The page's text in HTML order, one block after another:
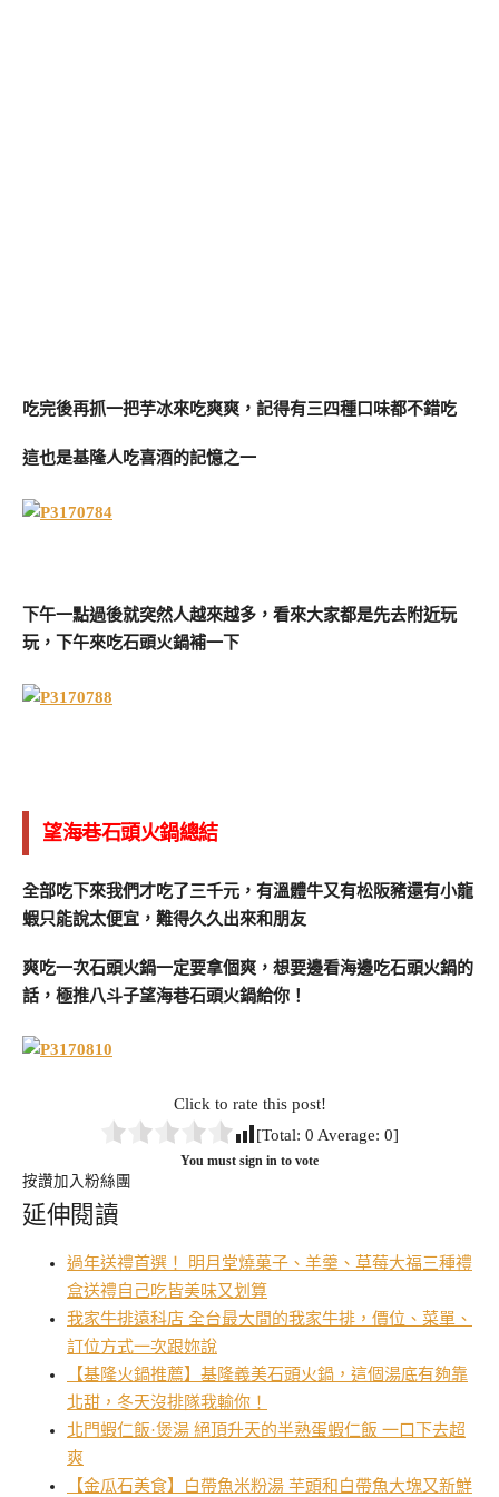
吃完後再抓一把芋冰來吃爽爽，記得有三四種口味都不錯吃
這也是基隆人吃喜酒的記憶之一
下午一點過後就突然人越來越多，看來大家都是先去附近玩
玩，下午來吃石頭火鍋補一下
望海巷石頭火鍋總結
全部吃下來我們才吃了三千元，有溫體牛又有松阪豬還有小龍
蝦只能說太便宜，難得久久出來和朋友
爽吃一次石頭火鍋一定要拿個爽，想要邊看海邊吃石頭火鍋的
話，極推八斗子望海巷石頭火鍋給你！
Click to rate this post!
[Total: 0 Average: 0]
You must sign in to vote
按讚加入粉絲團
延伸閱讀
過年送禮首選！ 明月堂燒菓子、羊羹、草莓大福三種禮
盒送禮自己吃皆美味又划算
我家牛排遠科店 全台最大間的我家牛排，價位、菜單、
訂位方式一次跟妳說
【基隆火鍋推薦】基隆義美石頭火鍋，這個湯底有夠靠
北甜，冬天沒排隊我輸你！
北門蝦仁飯·煲湯 絕頂升天的半熟蛋蝦仁飯 一口下去超
爽
【金瓜石美食】白帶魚米粉湯 芋頭和白帶魚大塊又新鮮